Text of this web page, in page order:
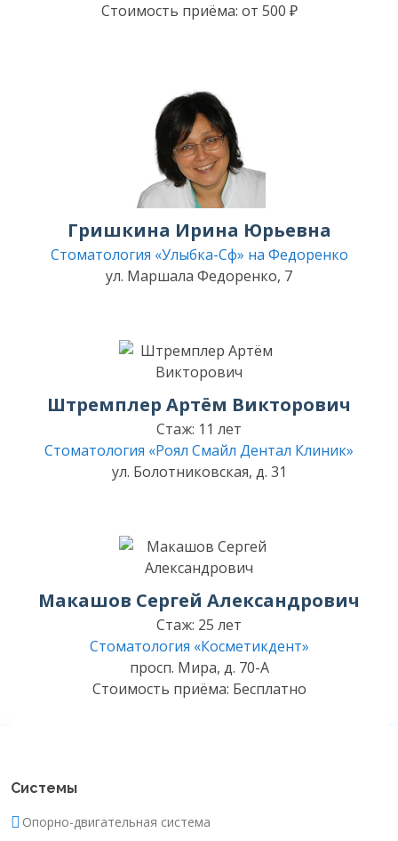
Стоимость приёма: от 500 ₽
Гришкина Ирина Юрьевна
Стоматология «Улыбка-Сф» на Федоренко
ул. Маршала Федоренко, 7
Штремплер Артём Викторович
Стаж: 11 лет
Стоматология «Роял Смайл Дентал Клиник»
ул. Болотниковская, д. 31
Макашов Сергей Александрович
Стаж: 25 лет
Стоматология «Косметикдент»
просп. Мира, д. 70-А
Стоимость приёма: Бесплатно
Системы
Опорно-двигательная система